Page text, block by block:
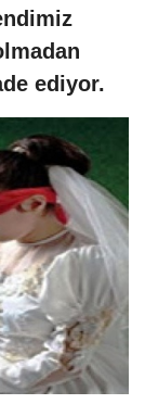
ediyor.